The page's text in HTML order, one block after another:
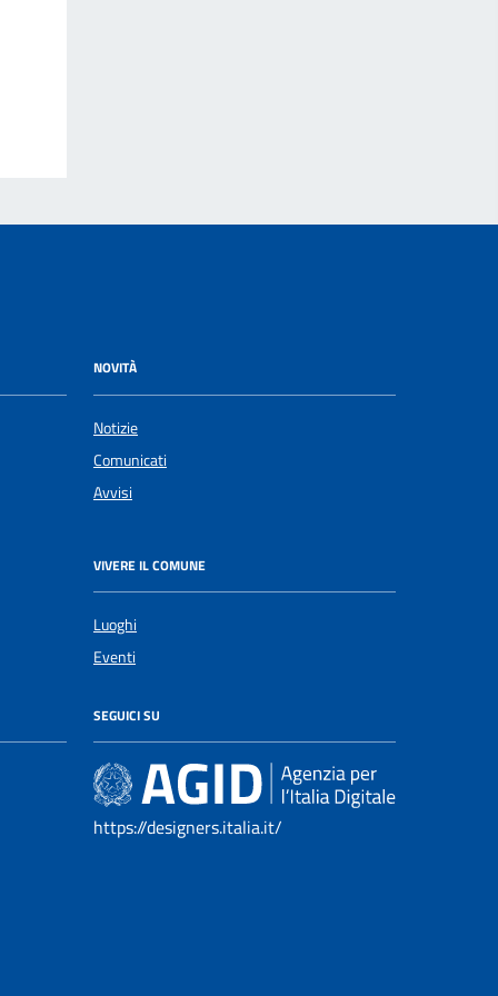
NOVITÀ
Notizie
Comunicati
Avvisi
VIVERE IL COMUNE
Luoghi
Eventi
SEGUICI SU
https://designers.italia.it/